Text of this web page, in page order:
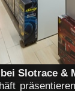
Slotrace &